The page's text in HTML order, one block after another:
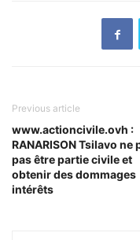
Previous article
www.actioncivile.ovh :
RANARISON Tsilavo ne
pas être partie civile et
obtenir des dommages
intérêts